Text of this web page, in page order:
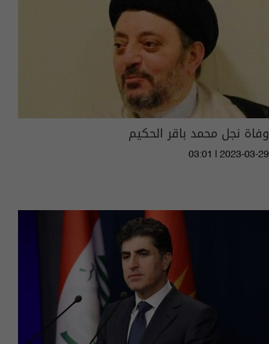
وفاة نجل محمد باقر الحكيم
03:01 | 2023-03-29